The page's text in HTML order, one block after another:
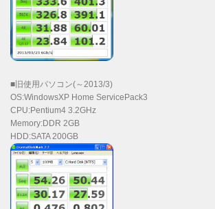
■旧使用パソコン(～2013/3)
OS:WindowsXP Home ServicePack3
CPU:Pentium4 3.2GHz
Memory:DDR 2GB
HDD:SATA 200GB